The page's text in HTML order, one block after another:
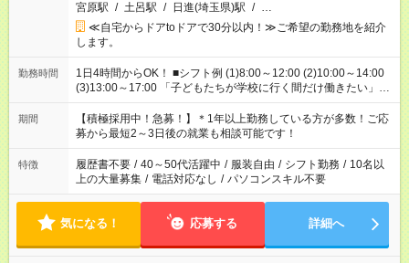
宮原駅 / 土呂駅 / 日進(埼玉県)駅 / …
≪自宅からドアtoドアで30分以内！≫ご希望の勤務地を紹介
します。
勤務時間
1日4時間からOK！ ■シフト例 (1)8:00～12:00 (2)10:00～14:00
(3)13:00～17:00 「子どもたちが学校に行く間だけ働きたい」
「余裕を持って夕飯の準備がしたい」 「午前中は働いて、午後
はプライベートの時間にしたい」 など、ご希望を教えてくださ
いね。 ※Wワーク希望の方へ 今ご覧のお仕事で希望する勤務時
間と、もう1つのお仕事の勤務時間。 合計で週40時間を超える
場合は応募できません。
期間
【積極採用中！急募！】＊1年以上勤務している方が多数！ご応
募から最短2～3日後の就業も相談可能です！
特徴 履歴書不要 / 40～50代活躍中 / 服装自由 / シフト勤務 / 10名以
上の大量募集 / 電話対応なし / パソコンスキル不要
気になる！ 応募する 詳細へ